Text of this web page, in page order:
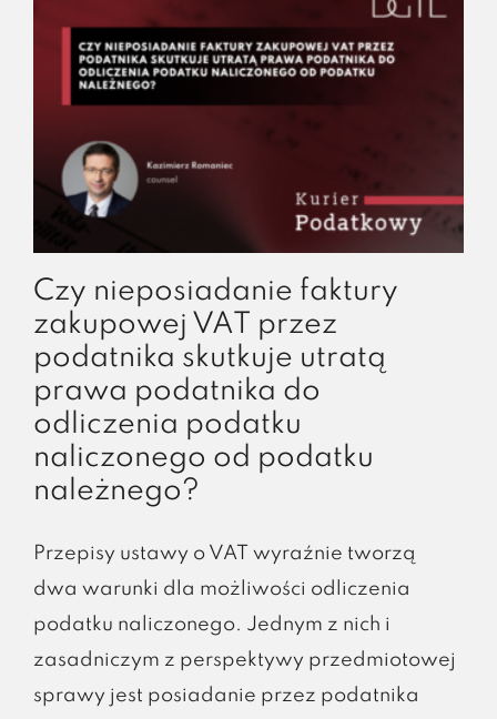
Czy nieposiadanie faktury
zakupowej VAT przez
podatnika skutkuje utratą
prawa podatnika do
odliczenia podatku
naliczonego od podatku
należnego?
Przepisy ustawy o VAT wyraźnie tworzą
dwa warunki dla możliwości odliczenia
podatku naliczonego. Jednym z nich i
zasadniczym z perspektywy przedmiotowej
sprawy jest posiadanie przez podatnika